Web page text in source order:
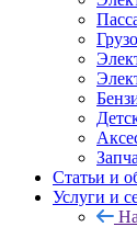
Статьи и
Услуги и